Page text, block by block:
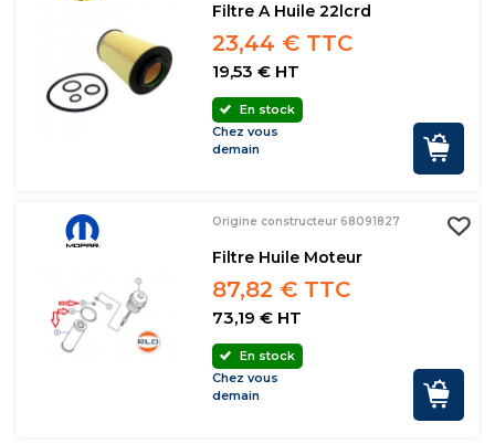
Filtre A Huile 22lcrd
23,44 € TTC
19,53 € HT
En stock
Chez vous
demain
Origine constructeur 68091827
Filtre Huile Moteur
87,82 € TTC
73,19 € HT
En stock
Chez vous
demain